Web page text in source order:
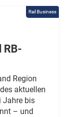
Rail Business
RB-
Region
aktuellen
Jahre bis
– und